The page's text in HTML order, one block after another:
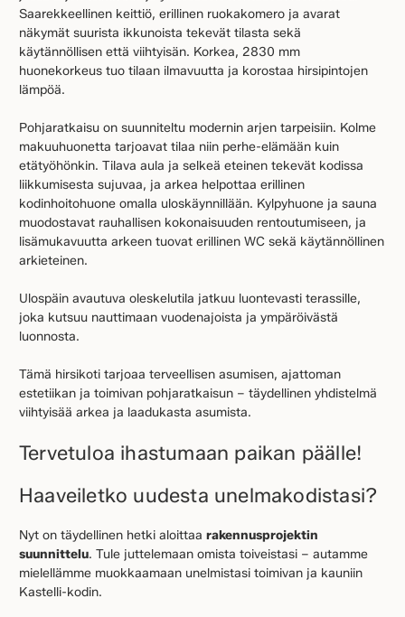
Saarekkeellinen keittiö, erillinen ruokakomero ja avarat
näkymät suurista ikkunoista tekevät tilasta sekä
käytännöllisen että viihtyisän. Korkea, 2830 mm
huonekorkeus tuo tilaan ilmavuutta ja korostaa hirsipintojen
lämpöä.
Pohjaratkaisu on suunniteltu modernin arjen tarpeisiin. Kolme
makuuhuonetta tarjoavat tilaa niin perhe-elämään kuin
etätyöhönkin. Tilava aula ja selkeä eteinen tekevät kodissa
liikkumisesta sujuvaa, ja arkea helpottaa erillinen
kodinhoitohuone omalla uloskäynnillään. Kylpyhuone ja sauna
muodostavat rauhallisen kokonaisuuden rentoutumiseen, ja
lisämukavuutta arkeen tuovat erillinen WC sekä käytännöllinen
arkieteinen.
Ulospäin avautuva oleskelutila jatkuu luontevasti terassille,
joka kutsuu nauttimaan vuodenajoista ja ympäröivästä
luonnosta.
Tämä hirsikoti tarjoaa terveellisen asumisen, ajattoman
estetiikan ja toimivan pohjaratkaisun – täydellinen yhdistelmä
viihtyisää arkea ja laadukasta asumista.
Tervetuloa ihastumaan paikan päälle!
Haaveiletko uudesta unelmakodistasi?
Nyt on täydellinen hetki aloittaa rakennusprojektin
suunnittelu. Tule juttelemaan omista toiveistasi – autamme
mielellämme muokkaamaan unelmistasi toimivan ja kauniin
Kastelli-kodin.